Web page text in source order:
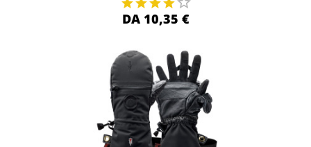
DA 10,35 €